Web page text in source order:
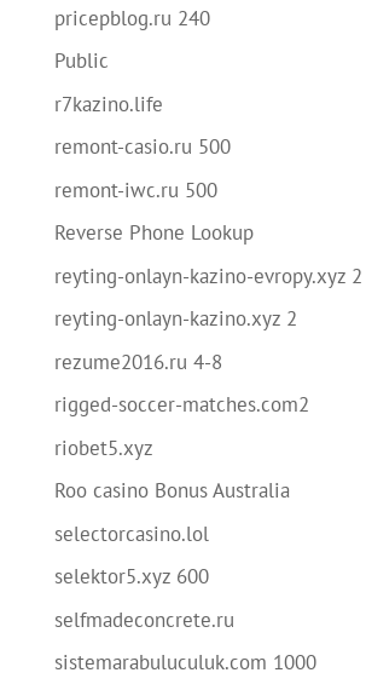
pricepblog.ru 240
Public
r7kazino.life
remont-casio.ru 500
remont-iwc.ru 500
Reverse Phone Lookup
reyting-onlayn-kazino-evropy.xyz 2
reyting-onlayn-kazino.xyz 2
rezume2016.ru 4-8
rigged-soccer-matches.com2
riobet5.xyz
Roo casino Bonus Australia
selectorcasino.lol
selektor5.xyz 600
selfmadeconcrete.ru
sistemarabuluculuk.com 1000